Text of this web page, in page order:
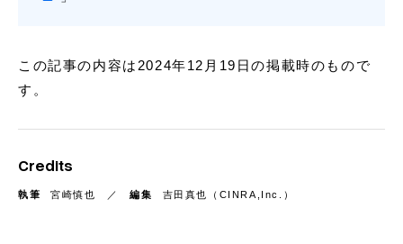
この記事の内容は2024年12月19日の掲載時のもので
す。
Credits
執筆 宮崎慎也 編集 吉田真也（CINRA,Inc.）